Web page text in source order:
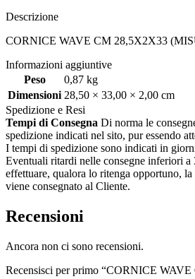
Descrizione
CORNICE WAVE CM 28,5X2X33
Informazioni aggiuntive
Peso
0,87 kg
Dimensioni 28,50 × 33,00 × 2,00 cm
Spedizione e Resi
Tempi di Consegna Di norma le
spedizione indicati nel sito, pur essendo
I tempi di spedizione sono indicati in
Eventuali ritardi nelle consegne inferiori
effettuare, qualora lo ritenga opportuno,
viene consegnato al Cliente.
Recensioni
Ancora non ci sono recensioni.
Recensisci per primo “CORNICE